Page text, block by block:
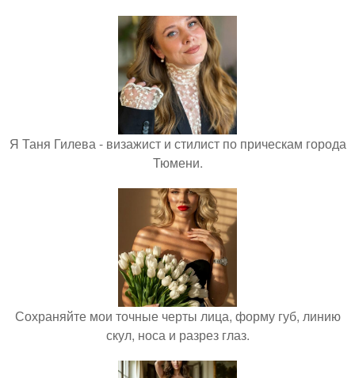
Я Таня Гилева - визажист и стилист по прическам города
Тюмени.
Сохраняйте мои точные черты лица, форму губ, линию
скул, носа и разрез глаз.